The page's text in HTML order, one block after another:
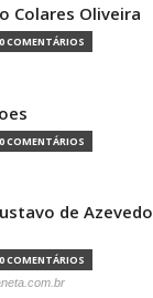
Colares Oliveira
0 COMENTÁRIOS
0 COMENTÁRIOS
de Azevedo
0 COMENTÁRIOS